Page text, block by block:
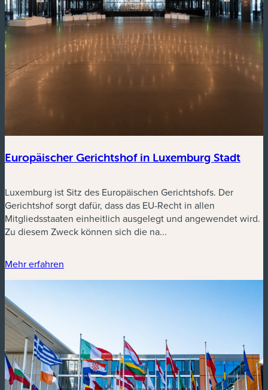
Europäischer Gerichtshof in Luxemburg Stadt
Luxemburg ist Sitz des Europäischen Gerichtshofs. Der
Gerichtshof sorgt dafür, dass das EU-Recht in allen
Mitgliedsstaaten einheitlich ausgelegt und angewendet wird.
Zu diesem Zweck können sich die na...
Mehr erfahren